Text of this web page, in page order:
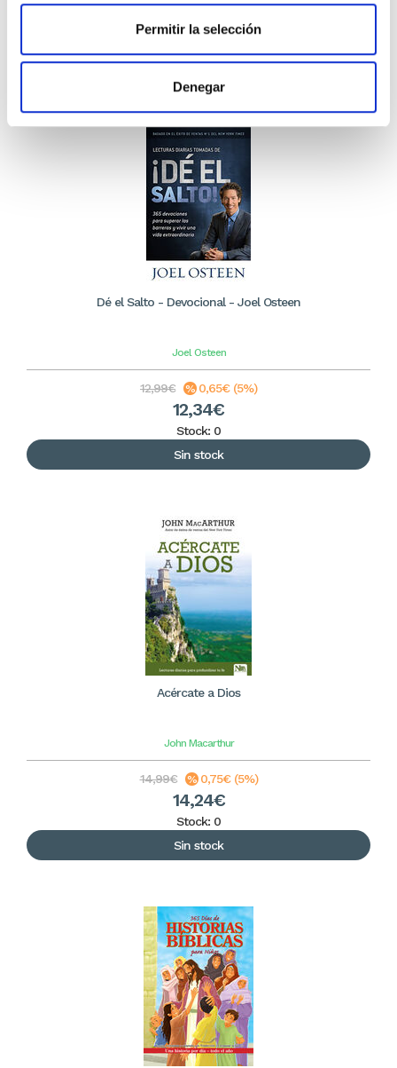
Permitir la selección
Denegar
11,39€
Comprar
Dé el Salto - Devocional - Joel Osteen
Joel Osteen
12,99€ 0,65€ (5%)
12,34€
Stock: 0
Sin stock
Acércate a Dios
John Macarthur
14,99€ 0,75€ (5%)
14,24€
Stock: 0
Sin stock